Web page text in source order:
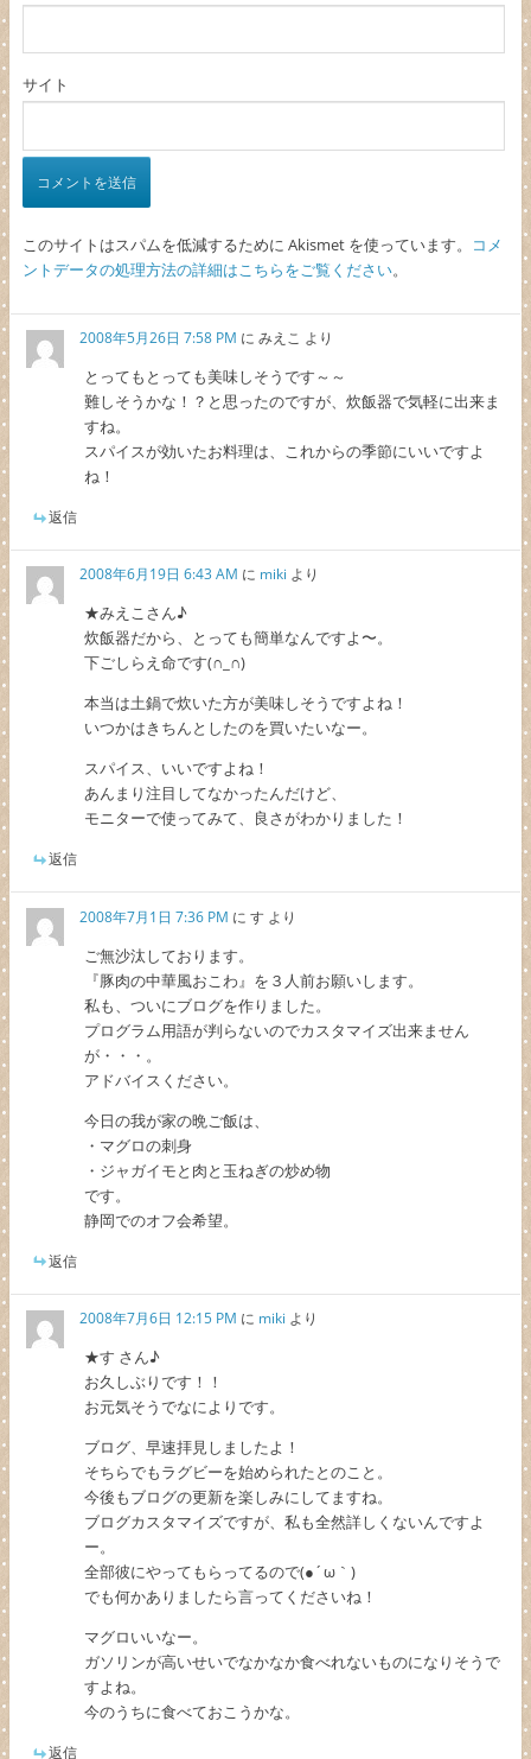
サイト
このサイトはスパムを低減するために Akismet を使っています。
コメ
ントデータの処理方法の詳細はこちらをご覧ください。
2008年5月26日 7:58 PM にみえこ より
とってもとっても美味しそうです～～
難しそうかな！？と思ったのですが、炊飯器で気軽に出来ま
すね。
スパイスが効いたお料理は、これからの季節にいいですよ
ね！
返信
2008年6月19日 6:43 AM に miki より
★みえこさん♪
炊飯器だから、とっても簡単なんですよ〜。
下ごしらえ命です(∩_∩)
本当は土鍋で炊いた方が美味しそうですよね！
いつかはきちんとしたのを買いたいなー。
スパイス、いいですよね！
あんまり注目してなかったんだけど、
モニターで使ってみて、良さがわかりました！
返信
2008年7月1日 7:36 PM にす より
ご無沙汰しております。
『豚肉の中華風おこわ』を３人前お願いします。
私も、ついにブログを作りました。
プログラム用語が判らないのでカスタマイズ出来ません
が・・・。
アドバイスください。
今日の我が家の晩ご飯は、
・マグロの刺身
・ジャガイモと肉と玉ねぎの炒め物
です。
静岡でのオフ会希望。
返信
2008年7月6日 12:15 PM に miki より
★す さん♪
お久しぶりです！！
お元気そうでなによりです。
ブログ、早速拝見しましたよ！
そちらでもラグビーを始められたとのこと。
今後もブログの更新を楽しみにしてますね。
ブログカスタマイズですが、私も全然詳しくないんですよ
ー。
全部彼にやってもらってるので(●´ω｀)
でも何かありましたら言ってくださいね！
マグロいいなー。
ガソリンが高いせいでなかなか食べれないものになりそうで
すよね。
今のうちに食べておこうかな。
返信